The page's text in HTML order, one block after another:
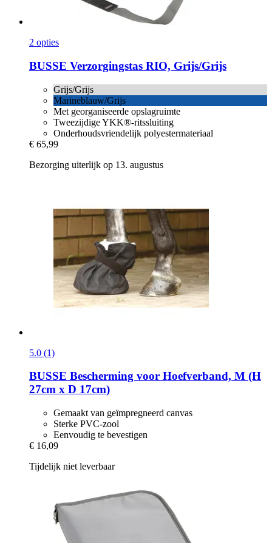
2 opties
BUSSE Verzorgingstas RIO, Grijs/Grijs
Grijs/Grijs
Marineblauw/Grijs
Met georganiseerde opslagruimte
Tweezijdige YKK®-ritssluiting
Onderhoudsvriendelijk polyestermateriaal
€ 65,99
Bezorging uiterlijk op 13. augustus
5.0 (1)
BUSSE Bescherming voor Hoefverband, M (H
27cm x D 17cm)
Gemaakt van geïmpregneerd canvas
Sterke PVC-zool
Eenvoudig te bevestigen
€ 16,09
Tijdelijk niet leverbaar